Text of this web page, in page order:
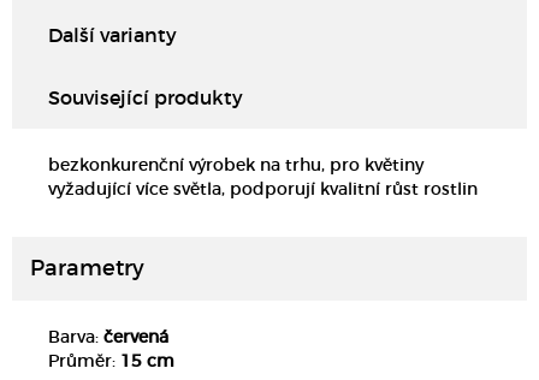
Další varianty
Související produkty
bezkonkurenční výrobek na trhu, pro květiny
vyžadující více světla, podporují kvalitní růst rostlin
Parametry
Barva: červená
Průměr: 15 cm